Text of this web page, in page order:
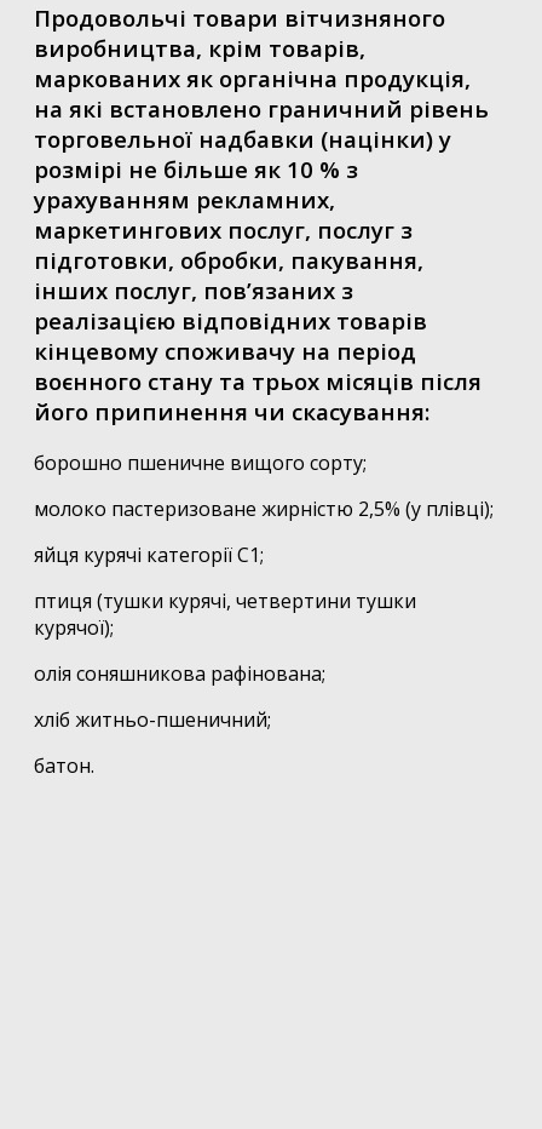
Продовольчі товари вітчизняного
виробництва, крім товарів,
маркованих як органічна продукція,
на які встановлено граничний рівень
торговельної надбавки (націнки) у
розмірі не більше як 10 % з
урахуванням рекламних,
маркетингових послуг, послуг з
підготовки, обробки, пакування,
інших послуг, пов’язаних з
реалізацією відповідних товарів
кінцевому споживачу на період
воєнного стану та трьох місяців після
його припинення чи скасування:
борошно пшеничне вищого сорту;
молоко пастеризоване жирністю 2,5% (у плівці);
яйця курячі категорії С1;
птиця (тушки курячі, четвертини тушки
курячої);
олія соняшникова рафінована;
хліб житньо-пшеничний;
батон.